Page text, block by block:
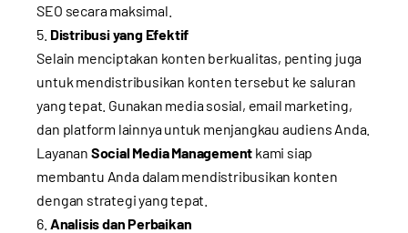
SEO secara maksimal.
Distribusi yang Efektif
Selain menciptakan konten berkualitas, penting juga
untuk mendistribusikan konten tersebut ke saluran
yang tepat. Gunakan media sosial, email marketing,
dan platform lainnya untuk menjangkau audiens Anda.
Layanan Social Media Management kami siap
membantu Anda dalam mendistribusikan konten
dengan strategi yang tepat.
Analisis dan Perbaikan